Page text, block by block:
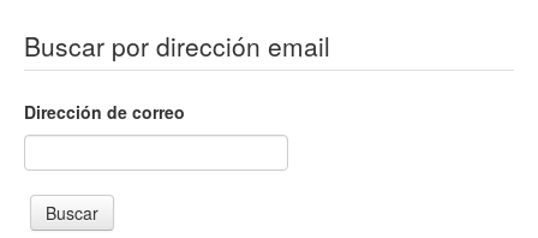
Buscar por dirección email
Dirección de correo